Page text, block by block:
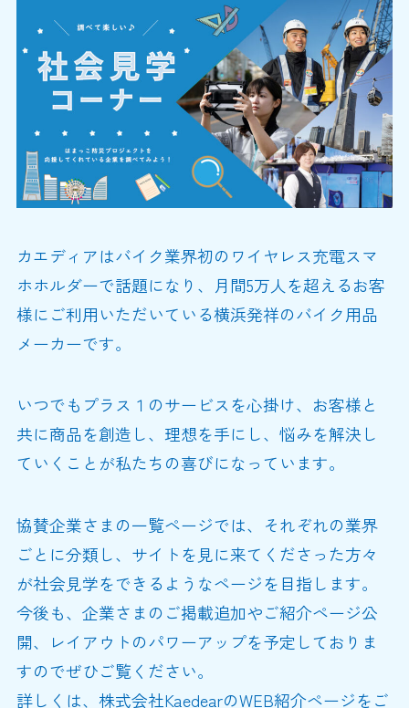
カエディアはバイク業界初のワイヤレス充電スマ
ホホルダーで話題になり、月間5万人を超えるお客
様にご利用いただいている横浜発祥のバイク用品
メーカーです。
いつでもプラス１のサービスを心掛け、お客様と
共に商品を創造し、理想を手にし、悩みを解決し
ていくことが私たちの喜びになっています。
協賛企業さまの一覧ページでは、それぞれの業界
ごとに分類し、サイトを見に来てくださった方々
が社会見学をできるようなページを目指します。
今後も、企業さまのご掲載追加やご紹介ページ公
開、レイアウトのパワーアップを予定しておりま
すのでぜひご覧ください。
詳しくは、株式会社KaedearのWEB紹介ページをご